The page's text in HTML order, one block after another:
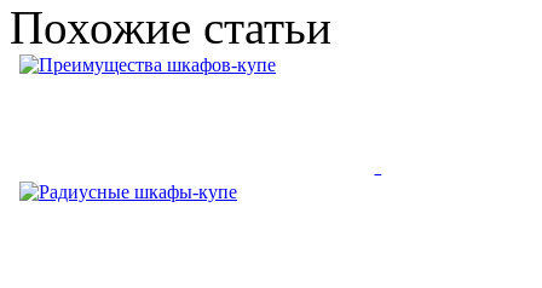
Похожие статьи
Преимущества шкафов-купе